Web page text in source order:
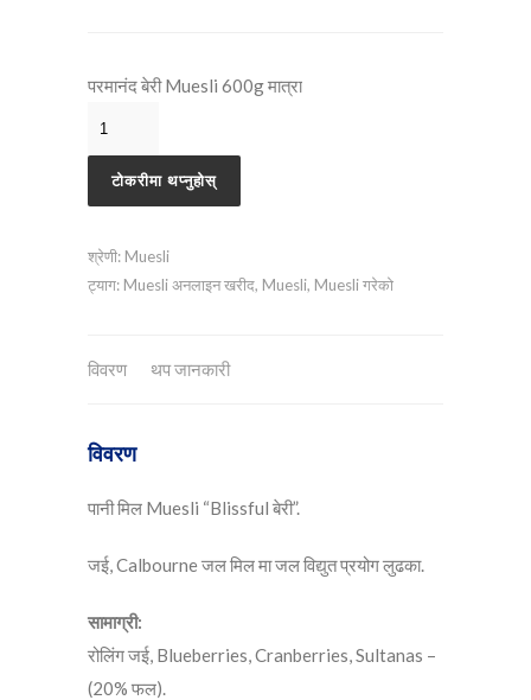
परमानंद बेरी Muesli 600g मात्रा
टोकरीमा थप्नुहोस्
श्रेणी: Muesli
ट्याग: Muesli अनलाइन खरीद, Muesli, Muesli गरेको
विवरण थप जानकारी
विवरण
पानी मिल Muesli “Blissful बेरी”.
जई, Calbourne जल मिल मा जल विद्युत प्रयोग लुढका.
सामाग्री:
रोलिंग जई, Blueberries, Cranberries, Sultanas –
(20% फल).